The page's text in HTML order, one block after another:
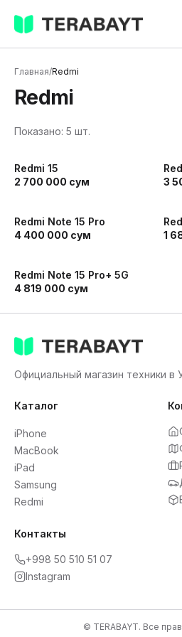
Главная/Redmi
Redmi
Показано: 5 шт.
Redmi 15
2 700 000 сум
3
Redmi Note 15 Pro
4 400 000 сум
1
Redmi Note 15 Pro+ 5G
4 819 000 сум
Официальный магазин техники в
Каталог
iPhone
MacBook
iPad
Samsung
Redmi
Контакты
+998 50 510 51 07
Instagram
© TERABAYT. Все